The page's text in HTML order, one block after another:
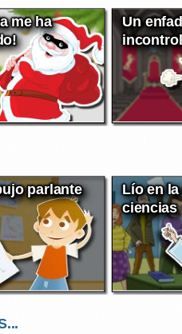
me ha Un
parlante Lío en la
ciencias